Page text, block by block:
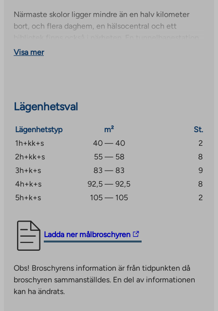
Närmaste skolor ligger mindre än en halv kilometer
bort, och flera daghem, en hälsocentral och ett
och kommersiella tjänster finns i centrala Stensvik och
klippor, som kan beundras på den närliggande
skärgårds båtpir längs den.
Visa mer
Lägenhetsval
Lägenhetstyp m²
St.
1h+kk+s
40 — 40
2
2h+kk+s
55 — 58
8
3h+k+s
83 — 83
9
4h+k+s
92,5 — 92,5
8
5h+k+s
105 — 105 2
Ladda ner målbroschyren
The
link
you
to
an
Obs! Broschyrens information är från tidpunkten då
broschyren sammanställdes. En del av informationen
kan ha ändrats.